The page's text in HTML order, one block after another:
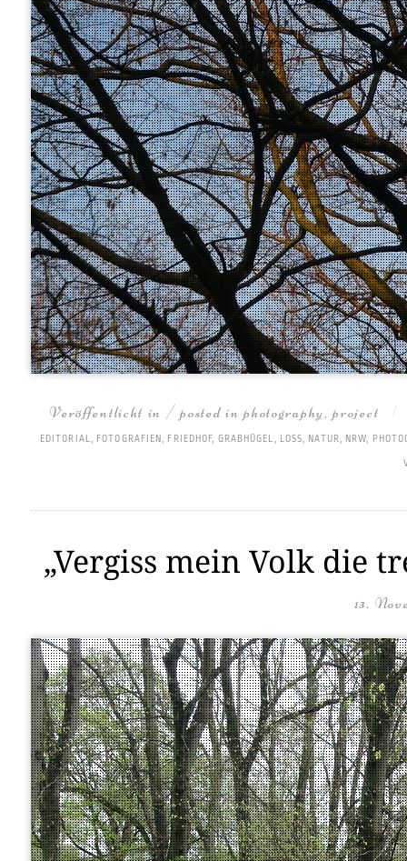
Veröffentlicht in / posted inphotography,project
EDITORIAL, FOTOGRAFIEN, FRIEDHOF, GRABHÜGEL, LOSS, NATUR, NRW,
„Vergiss mein Volk die
13.